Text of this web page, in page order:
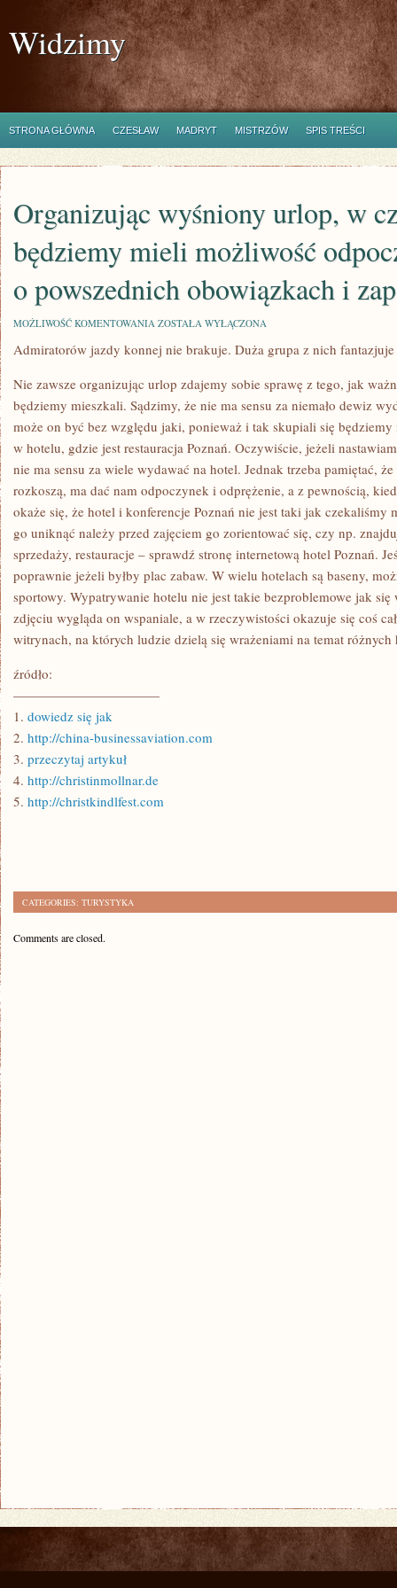
Widzimy
STRONA GŁÓWNA CZESŁAW MADRYT MISTRZÓW SPIS TREŚCI
Organizując wyśniony urlop, w
będziemy mieli możliwość
o powszednich obowiązkach i
MOŻLIWOŚĆ KOMENTOWANIA ORGANIZUJĄC
URLOP,
W
JAKIEGO
BĘDZIEMY
MIELI
MOŻLIWOŚĆ
ODPOCZĄĆ
I
ZAPOMNIEĆ
POWSZEDNICH
OBOWIĄZKACH
ZAPOMNIEĆ
ZOSTAŁA WYŁĄCZONA
Admiratorów jazdy konnej nie brakuje. Duża grupa z nich
Nie zawsze organizując urlop zdajemy sobie sprawę z tego, jak
będziemy mieszkali. Sądzimy, że nie ma sensu za niemało dewiz
może on być bez względu jaki, ponieważ i tak skupiali się
w hotelu, gdzie jest restauracja Poznań. Oczywiście, jeżeli
nie ma sensu za wiele wydawać na hotel. Jednak trzeba pamiętać,
rozkoszą, ma dać nam odpoczynek i odprężenie, a z pewnością,
okaże się, że hotel i konferencje Poznań nie jest taki jak czekaliśmy
go uniknąć należy przed zajęciem go zorientować się, czy np.
sprzedaży, restauracje – sprawdź stronę internetową hotel Poznań.
poprawnie jeżeli byłby plac zabaw. W wielu hotelach są baseny,
sportowy. Wypatrywanie hotelu nie jest takie bezproblemowe jak
zdjęciu wygląda on wspaniale, a w rzeczywistości okazuje się coś
witrynach, na których ludzie dzielą się wrażeniami na temat różnych
źródło:
———————————
1. dowiedz się jak
2. http://china-businessaviation.com
3. przeczytaj artykuł
4. http://christinmollnar.de
5. http://christkindlfest.com
CATEGORIES: TURYSTYKA
Comments are closed.